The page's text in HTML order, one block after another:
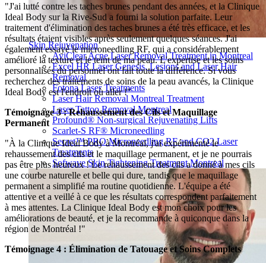
Skin Rejuvenation
AviClear Acne Laser Removal Treatment in Montreal
Excel HR Laser Genesis, Lesions and Laser Hair
Removal
Fotona Laser Treatments
Laser Hair Removal Montreal Treatment
Laser Tattoo Removal Montreal
Profound® Non-surgical Rejuvenating Lifts
Scarlet-S RF® Microneedling
Secret™ PRO Microneedling RF and CO2 Laser
Treatments
Sofwave Skin Tightening Treatment Montreal
"J'ai lutté contre les taches brunes pendant des années, et la Clinique
Ideal Body sur la Rive-Sud a fourni la solution parfaite. Leur
traitement d'élimination des taches brunes a été très efficace, et les
résultats étaient visibles après seulement quelques séances. J'ai
également essayé le microneedling RF, qui a considérablement
amélioré la texture et le teint de ma peau. L'expertise et les soins
personnalisés du personnel ont fait toute la différence. Si vous
recherchez des traitements de soins de la peau avancés, la Clinique
Ideal Body est l'endroit où aller !"
Témoignage 3 : Rehaussement des Cils et Maquillage
Permanent
"À la Clinique Ideal Body à Montréal, j'ai expérimenté le
rehaussement des cils et le maquillage permanent, et je ne pourrais
pas être plus heureux ! Le rehaussement des cils a donné à mes cils
une courbe naturelle et belle qui dure, tandis que le maquillage
permanent a simplifié ma routine quotidienne. L'équipe a été
attentive et a veillé à ce que les résultats correspondent parfaitement
à mes attentes. La Clinique Ideal Body est mon choix pour les
améliorations de beauté, et je la recommande à quiconque dans la
région de Montréal !"
Témoignage 4 : Élimination de Tatouage et Soins Complets